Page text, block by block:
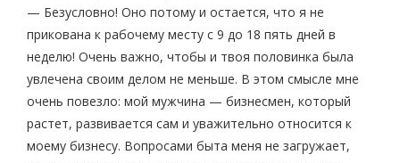
— Безусловно! Оно потому и остается, что я не
прикована к рабочему месту с 9 до 18 пять дней в
неделю! Очень важно, чтобы и твоя половинка была
увлечена своим делом не меньше. В этом смысле мне
очень повезло: мой мужчина — бизнесмен, который
растет, развивается сам и уважительно относится к
моему бизнесу. Вопросами быта меня не загружает,